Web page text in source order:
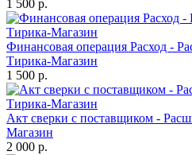
1 500 р.
Финансовая операция Расход -
Тирика-Магазин
1 500 р.
Акт сверки с поставщиком -
Магазин
2 000 р.